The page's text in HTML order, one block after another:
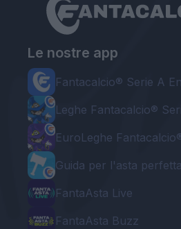
Le nostre app
Fantacalcio® Serie A
Leghe Fantacalcio®
EuroLeghe
Guida per l'asta perfetta
FantaAsta Live
FantaAsta Buzz